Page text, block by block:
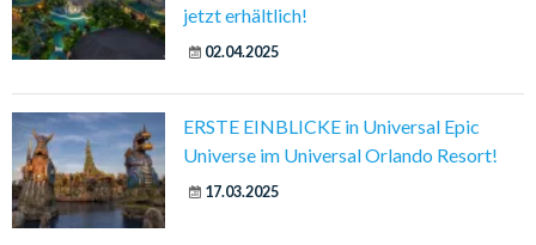
jetzt erhältlich!
02.04.2025
ERSTE EINBLICKE in Universal Epic
Universe im Universal Orlando Resort!
17.03.2025